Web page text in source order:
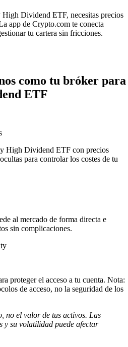
Dividend ETF, necesitas precios
app de Crypto.com te conecta
tu cartera sin fricciones.
como tu bróker para
ETF
High Dividend ETF con precios
para controlar los costes de tu
al mercado de forma directa e
sin complicaciones.
proteger el acceso a tu cuenta. Nota:
de acceso, no la seguridad de los
no el valor de tus activos. Las
y su volatilidad puede afectar